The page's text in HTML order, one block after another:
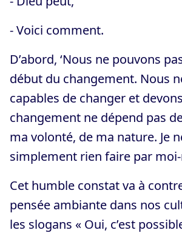
- Voici comment.
D’abord, ‘Nous ne pouvons
début du changement. Nous
capables de changer et
changement ne dépend pas
ma volonté, de ma nature. Je
simplement rien faire par
Cet humble constat va à
pensée ambiante dans nos
les slogans « Oui, c’est